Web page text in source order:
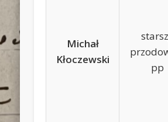
Michał
Kłoczewski
pp